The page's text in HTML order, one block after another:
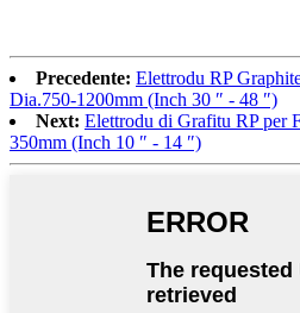
Precedente: Elettrodu RP
Dia.750-1200mm (Inch 30 ″ - 48 ″)
Next: Elettrodu di Grafitu RP per
350mm (Inch 10 ″ - 14 ″)